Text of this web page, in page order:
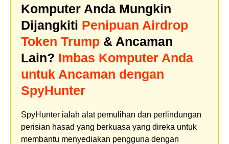
Komputer Anda Mungkin
Dijangkiti Penipuan Airdrop
Token Trump & Ancaman
Lain? Imbas Komputer Anda
untuk Ancaman dengan
SpyHunter
SpyHunter ialah alat pemulihan dan perlindungan
perisian hasad yang berkuasa yang direka untuk
membantu menyediakan pengguna dengan